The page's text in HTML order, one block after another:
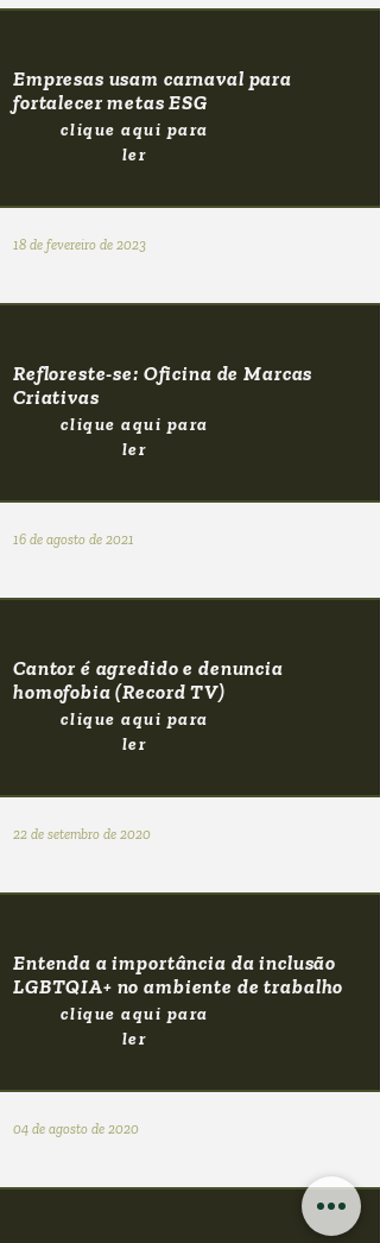
Empresas usam carnaval para
fortalecer metas ESG
clique aqui para
ler
18 de fevereiro de 2023
Refloreste-se: Oficina de Marcas
Criativas
clique aqui para
ler
16 de agosto de 2021
Cantor é agredido e denuncia
homofobia (Record TV)
clique aqui para
ler
22 de setembro de 2020
Entenda a importância da inclusão
LGBTQIA+ no ambiente de trabalho
clique aqui para
ler
04 de agosto de 2020